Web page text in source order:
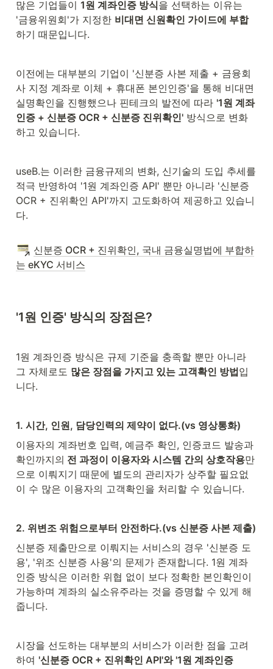
많은 기업들이 1원 계좌인증 방식을 선택하는 이유는
'금융위원회'가 지정한 비대면 신원확인 가이드에 부합
하기 때문입니다.
이전에는 대부분의 기업이 '신분증 사본 제출 + 금융회
사 지정 계좌로 이체 + 휴대폰 본인인증'을 통해 비대면
실명확인을 진행했으나 핀테크의 발전에 따라 '1원 계좌
인증 + 신분증 OCR + 신분증 진위확인' 방식으로 변화
하고 있습니다.
useB.는 이러한 금융규제의 변화, 신기술의 도입 추세를
적극 반영하여 '1원 계좌인증 API' 뿐만 아니라 '신분증
OCR + 진위확인 API'까지 고도화하여 제공하고 있습니
다.
신분증 OCR + 진위확인, 국내 금융실명법에 부합하
는 eKYC 서비스
'1원 인증' 방식의 장점은?
1원 계좌인증 방식은 규제 기준을 충족할 뿐만 아니라
그 자체로도 많은 장점을 가지고 있는 고객확인 방법입
니다.
1. 시간, 인원, 담당인력의 제약이 없다.(vs 영상통화)
이용자의 계좌번호 입력, 예금주 확인, 인증코드 발송과
확인까지의 전 과정이 이용자와 시스템 간의 상호작용만
으로 이뤄지기 때문에 별도의 관리자가 상주할 필요없
이 수 많은 이용자의 고객확인을 처리할 수 있습니다.
2. 위변조 위험으로부터 안전하다.(vs 신분증 사본 제출)
신분증 제출만으로 이뤄지는 서비스의 경우 '신분증 도
용', '위조 신분증 사용'의 문제가 존재합니다. 1원 계좌
인증 방식은 이러한 위협 없이 보다 정확한 본인확인이
가능하며 계좌의 실소유주라는 것을 증명할 수 있게 해
줍니다.
시장을 선도하는 대부분의 서비스가 이러한 점을 고려
하여 '신분증 OCR + 진위확인 API'와 '1원 계좌인증